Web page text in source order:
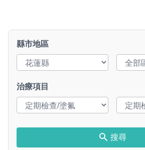
縣市地區
治療項目
搜尋